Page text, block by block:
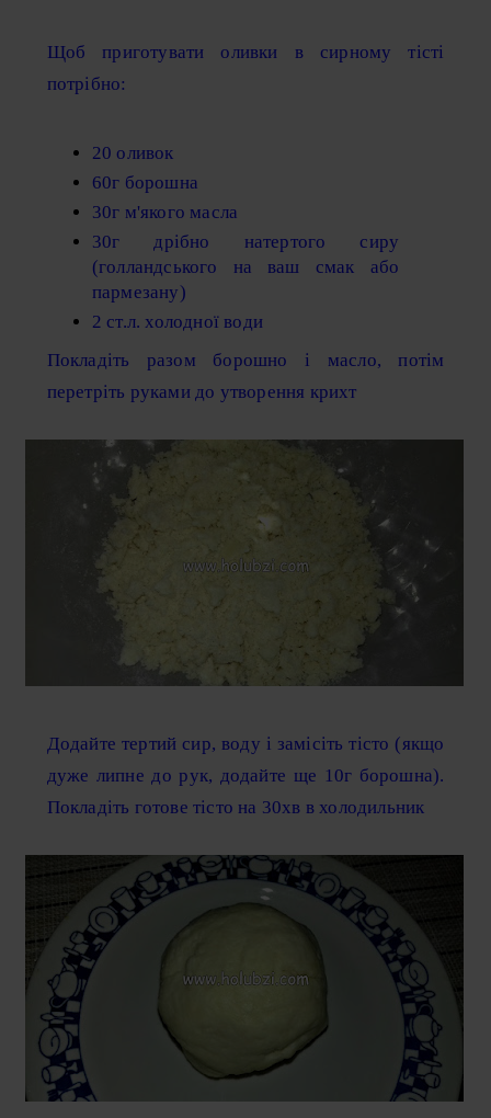
Щоб приготувати оливки в сирному тісті
потрібно:
20 оливок
60г борошна
30г м'якого масла
30г дрібно натертого сиру
(голландського на ваш смак або
пармезану)
2 ст.л. холодної води
Покладіть разом борошно і масло, потім
перетріть руками до утворення крихт
Додайте тертий сир, воду і замісіть тісто (якщо
дуже липне до рук, додайте ще 10г борошна).
Покладіть готове тісто на 30хв в холодильник